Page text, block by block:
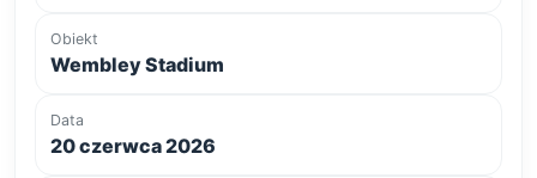
Obiekt
Wembley Stadium
Data
20 czerwca 2026